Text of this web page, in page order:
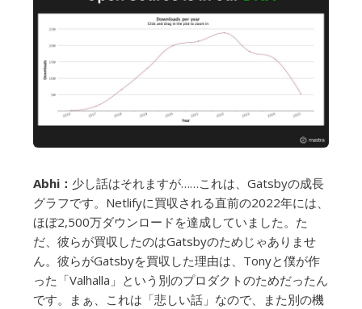
Abhi： 少し話はそれますが……これは、Gatsbyの成長
グラフです。Netlifyに買収される直前の2022年には、
ほぼ2,500万ダウンロードを達成していました。た
だ、彼らが買収したのはGatsbyのためじゃありませ
ん。彼らがGatsbyを買収した理由は、Tonyと僕が作
った「Valhalla」という別のプロダクトのためだったん
です。まぁ、これは「悲しい話」なので、また別の機